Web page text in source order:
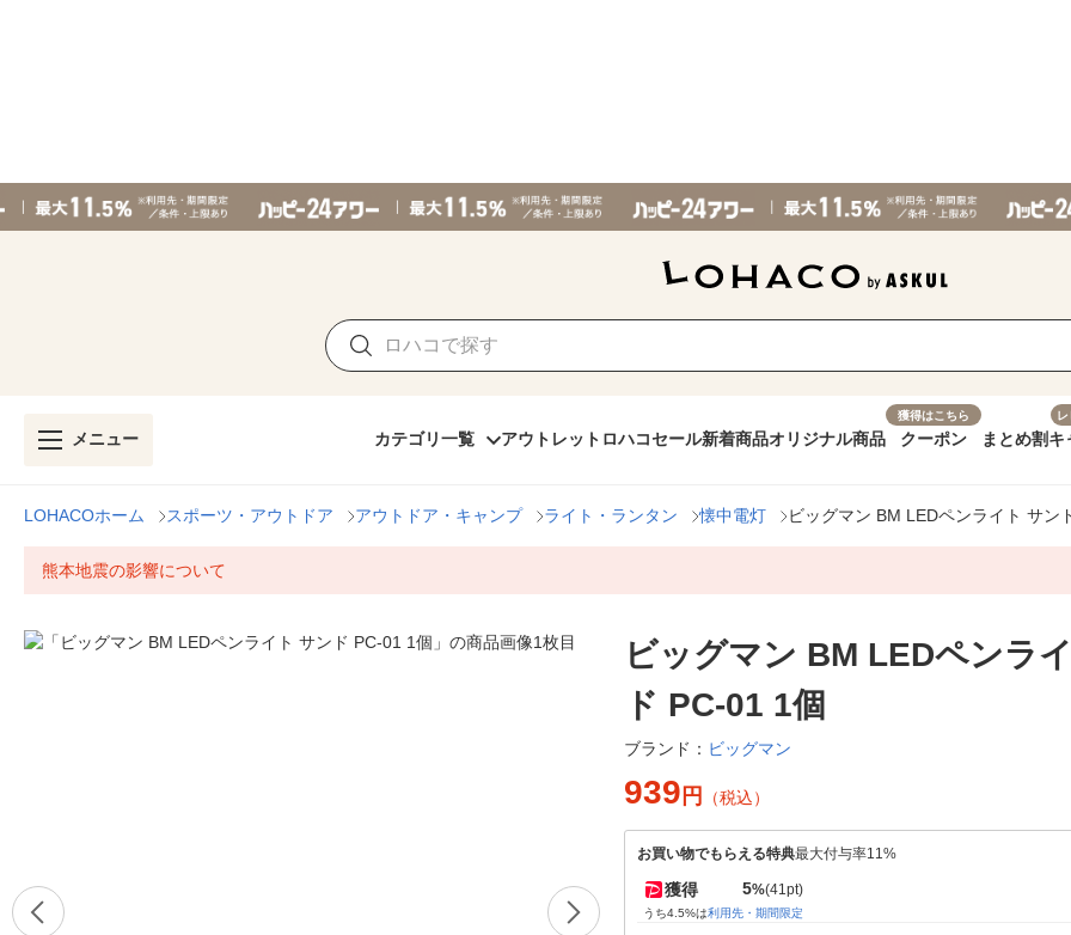
メニュー カテゴリ一覧 アウトレット ロハコセール新着商品オリジナル商品
獲得はこちら
クーポン まとめ割キ
LOHACOホーム スポーツ・アウトドア アウトドア・キャンプ ライト・ランタン 懐中電灯 ビッグマン BM LEDペンライト サン
熊本地震の影響について
ビッグマン BM LEDペンラ
ド PC-01 1個
ブランド： ビッグマン
939 円 （税込）
お買い物でもらえる特典最大付与率11%
獲得 5%(41pt)
うち4.5%は利用先・期間限定